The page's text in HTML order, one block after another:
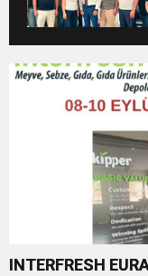
INTERFRESH